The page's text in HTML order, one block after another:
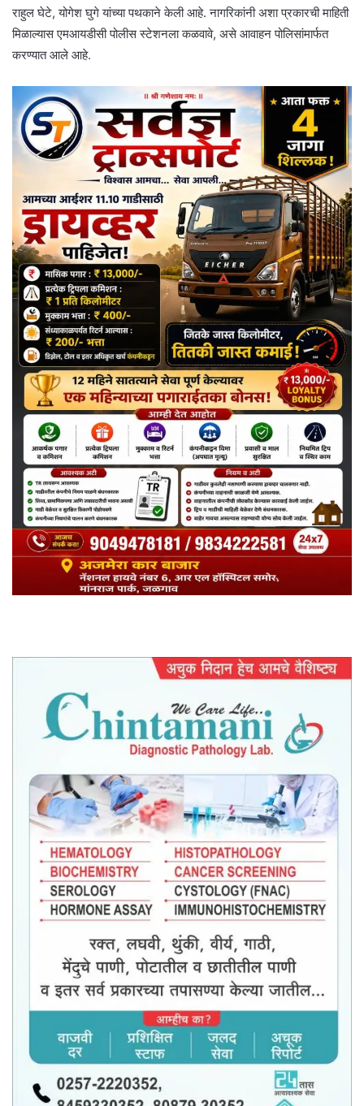
राहुल घेटे, योगेश घुगे यांच्या पथकाने केली आहे. नागरिकांनी अशा प्रकारची माहिती
मिळाल्यास एमआयडीसी पोलीस स्टेशनला कळवावे, असे आवाहन पोलिसांमार्फत
करण्यात आले आहे.